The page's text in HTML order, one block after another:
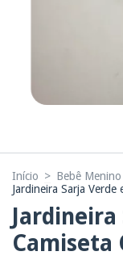
Início > Bebê Menino
Jardineira Sarja Verde
Jardineira
Camiseta